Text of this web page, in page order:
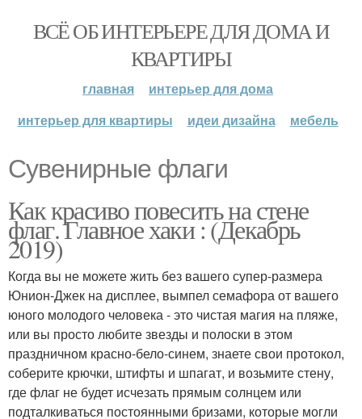
ВСЁ ОБ ИНТЕРЬЕРЕ ДЛЯ ДОМА И
КВАРТИРЫ
главная
интерьер для дома
интерьер для квартиры
идеи дизайна мебель
Сувенирные флаги
Как красиво повесить на стене
флаг. Главное хаки : (Декабрь
2019)
Когда вы не можете жить без вашего супер-размера
Юнион-Джек на дисплее, вымпел семафора от вашего
юного молодого человека - это чистая магия на пляже,
или вы просто любите звезды и полоски в этом
праздничном красно-бело-синем, знаете свои протокол,
соберите крючки, штифты и шпагат, и возьмите стену,
где флаг не будет исчезать прямым солнцем или
подталкиваться постоянными бризами, которые могли